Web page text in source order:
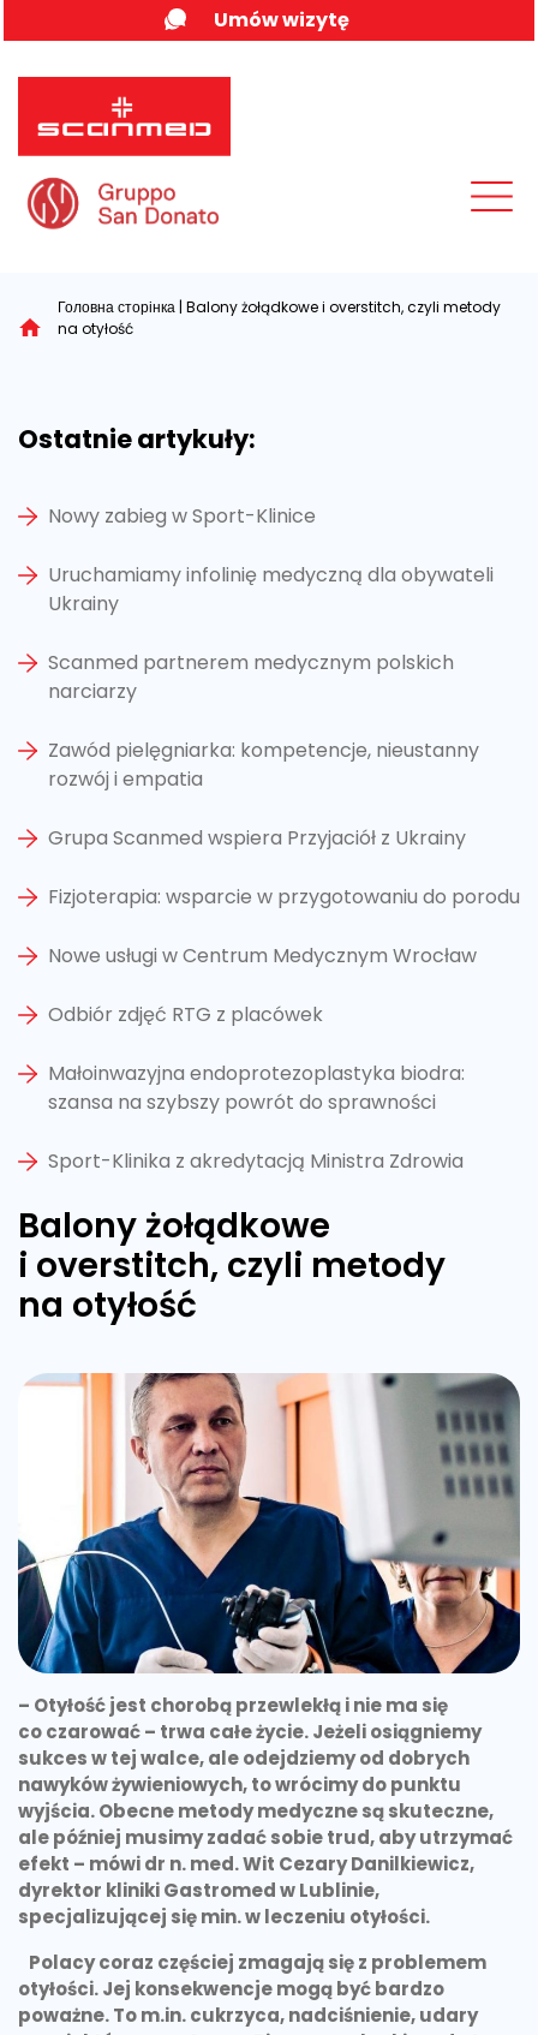
to
content
Umów wizytę
Головна сторінка | Balony żołądkowe i overstitch, czyli metody
na otyłość
Ostatnie artykuły:
Nowy zabieg w Sport-Klinice
Uruchamiamy infolinię medyczną dla obywateli
Ukrainy
Scanmed partnerem medycznym polskich
narciarzy
Zawód pielęgniarka: kompetencje, nieustanny
rozwój i empatia
Grupa Scanmed wspiera Przyjaciół z Ukrainy
Fizjoterapia: wsparcie w przygotowaniu do porodu
Nowe usługi w Centrum Medycznym Wrocław
Odbiór zdjęć RTG z placówek
Małoinwazyjna endoprotezoplastyka biodra:
szansa na szybszy powrót do sprawności
Sport-Klinika z akredytacją Ministra Zdrowia
Balony żołądkowe
i overstitch, czyli metody
na otyłość
– Otyłość jest chorobą przewlekłą i nie ma się
co czarować – trwa całe życie. Jeżeli osiągniemy
sukces w tej walce, ale odejdziemy od dobrych
nawyków żywieniowych, to wrócimy do punktu
wyjścia. Obecne metody medyczne są skuteczne,
ale później musimy zadać sobie trud, aby utrzymać
efekt – mówi dr n. med. Wit Cezary Danilkiewicz,
dyrektor kliniki Gastromed w Lublinie,
specjalizującej się min. w leczeniu otyłości.
Polacy coraz częściej zmagają się z problemem
otyłości. Jej konsekwencje mogą być bardzo
poważne. To m.in. cukrzyca, nadciśnienie, udary